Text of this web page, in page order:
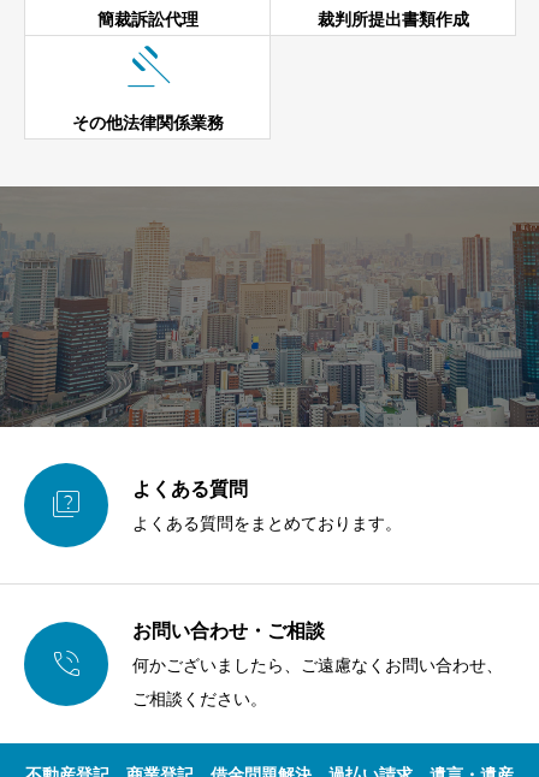
簡裁訴訟代理 裁判所提出書類作成

その他法律関係業務
 よくある質問
よくある質問をまとめております。

お問い合わせ・ご相談
何かございましたら、ご遠慮なくお問い合わせ、
ご相談ください。